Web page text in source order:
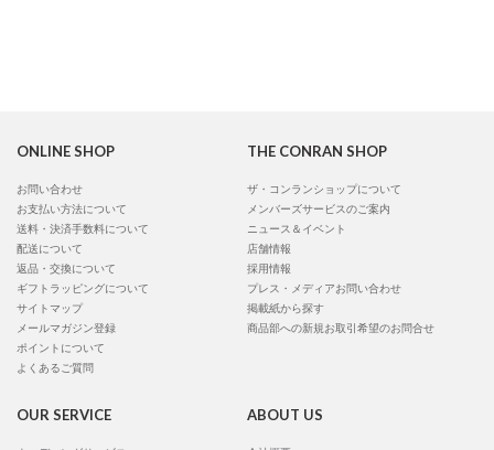
ONLINE SHOP
お問い合わせ
お支払い方法について
送料・決済手数料について
配送について
返品・交換について
ギフトラッピングについて
サイトマップ
メールマガジン登録
ポイントについて
よくあるご質問
THE CONRAN SHOP
ザ・コンランショップについて
メンバーズサービスのご案内
ニュース＆イベント
店舗情報
採用情報
プレス・メディアお問い合わせ
掲載紙から探す
商品部への新規お取引希望のお問合せ
OUR SERVICE ABOUT US